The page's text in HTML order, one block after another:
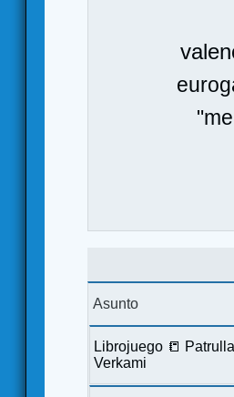
Asunto
Librojuego 📒
Verkami